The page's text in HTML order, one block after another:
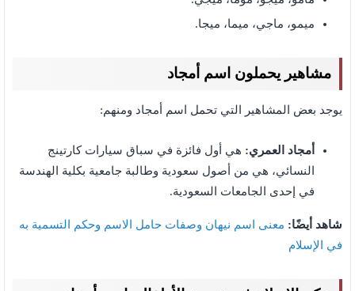
ميمو، ماجي، ميما، ميجا.
مشاهير يحملون اسم أمجاد
يوجد بعض المشاهير التي تحمل اسم أمجاد ومنهم:
أمجاد العمري: هي أول فائزة في سباق سيارات كارتينج
النسائي، هي من أصول سعودية وطالبة جامعية بكلية الهندسة
في إحدى الجامعات السعودية.
شاهد أيضًا: معنى اسم نيهان وصفات حامل الاسم وحكم التسمية به
في الإسلام